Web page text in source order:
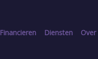
Financieren Diensten